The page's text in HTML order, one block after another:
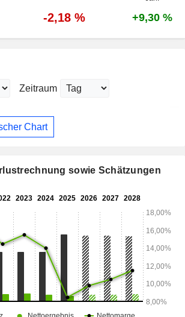
-2,18 % +9,30 %
Zeitraum
Chart
sowie Schätzungen